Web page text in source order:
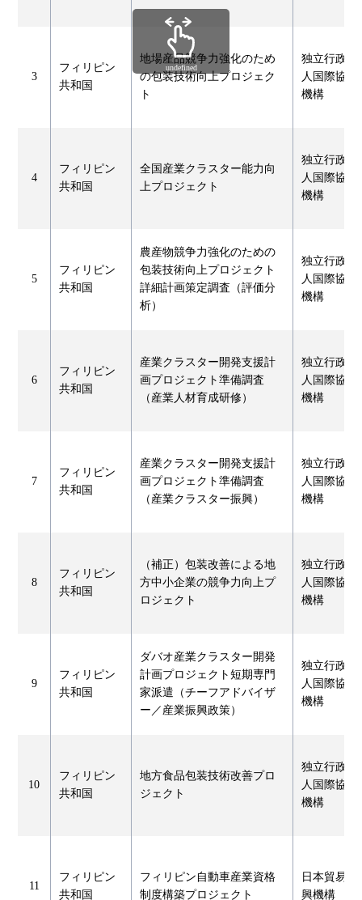
3
フィリピン
共和国
地場産品競争力強化のため
の包装技術向上プロジェク
ト
独立行政法
人国際協力
機構
4
フィリピン
共和国
全国産業クラスター能力向
上プロジェクト
独立行政法
人国際協力
機構
5
フィリピン
共和国
農産物競争力強化のための
包装技術向上プロジェクト
詳細計画策定調査（評価分
析）
独立行政法
人国際協力
機構
6
フィリピン
共和国
産業クラスター開発支援計
画プロジェクト準備調査
（産業人材育成研修）
独立行政法
人国際協力
機構
7
フィリピン
共和国
産業クラスター開発支援計
画プロジェクト準備調査
（産業クラスター振興）
独立行政法
人国際協力
機構
8
フィリピン
共和国
（補正）包装改善による地
方中小企業の競争力向上プ
ロジェクト
独立行政法
人国際協力
機構
9
フィリピン
共和国
ダバオ産業クラスター開発
計画プロジェクト短期専門
家派遣（チーフアドバイザ
ー／産業振興政策）
独立行政法
人国際協力
機構
10
フィリピン
共和国
地方食品包装技術改善プロ
ジェクト
独立行政法
人国際協力
機構
11
フィリピン
共和国
フィリピン自動車産業資格
制度構築プロジェクト
日本貿易振
興機構
undefined